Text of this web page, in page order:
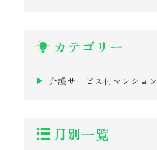
カテゴリー
介護サービス付マンション
月別一覧